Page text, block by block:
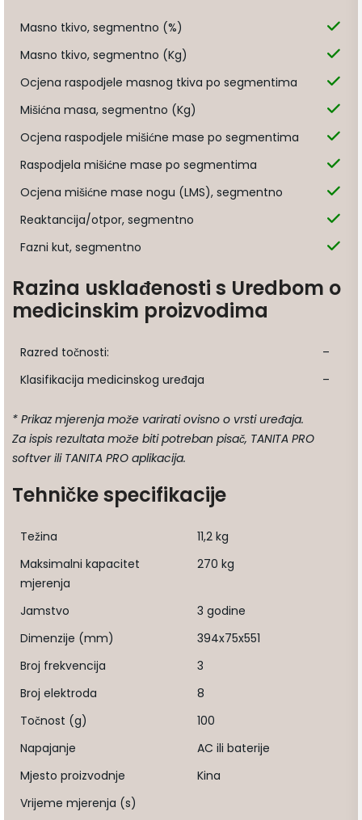
Masno tkivo, segmentno (%)
Masno tkivo, segmentno (Kg)
Ocjena raspodjele masnog tkiva po segmentima
Mišićna masa, segmentno (Kg)
Ocjena raspodjele mišićne mase po segmentima
Raspodjela mišićne mase po segmentima
Ocjena mišićne mase nogu (LMS), segmentno
Reaktancija/otpor, segmentno
Fazni kut, segmentno
Razina usklađenosti s Uredbom o
medicinskim proizvodima
Razred točnosti:
–
Klasifikacija medicinskog uređaja
–
* Prikaz mjerenja može varirati ovisno o vrsti uređaja.
Za ispis rezultata može biti potreban pisač, TANITA PRO
softver ili TANITA PRO aplikacija.
Tehničke specifikacije
Težina
11,2 kg
Maksimalni kapacitet
mjerenja
270 kg
Jamstvo
3 godine
Dimenzije (mm)
394x75x551
Broj frekvencija
3
Broj elektroda
8
Točnost (g)
100
Napajanje
AC ili baterije
Mjesto proizvodnje
Kina
Vrijeme mjerenja (s)